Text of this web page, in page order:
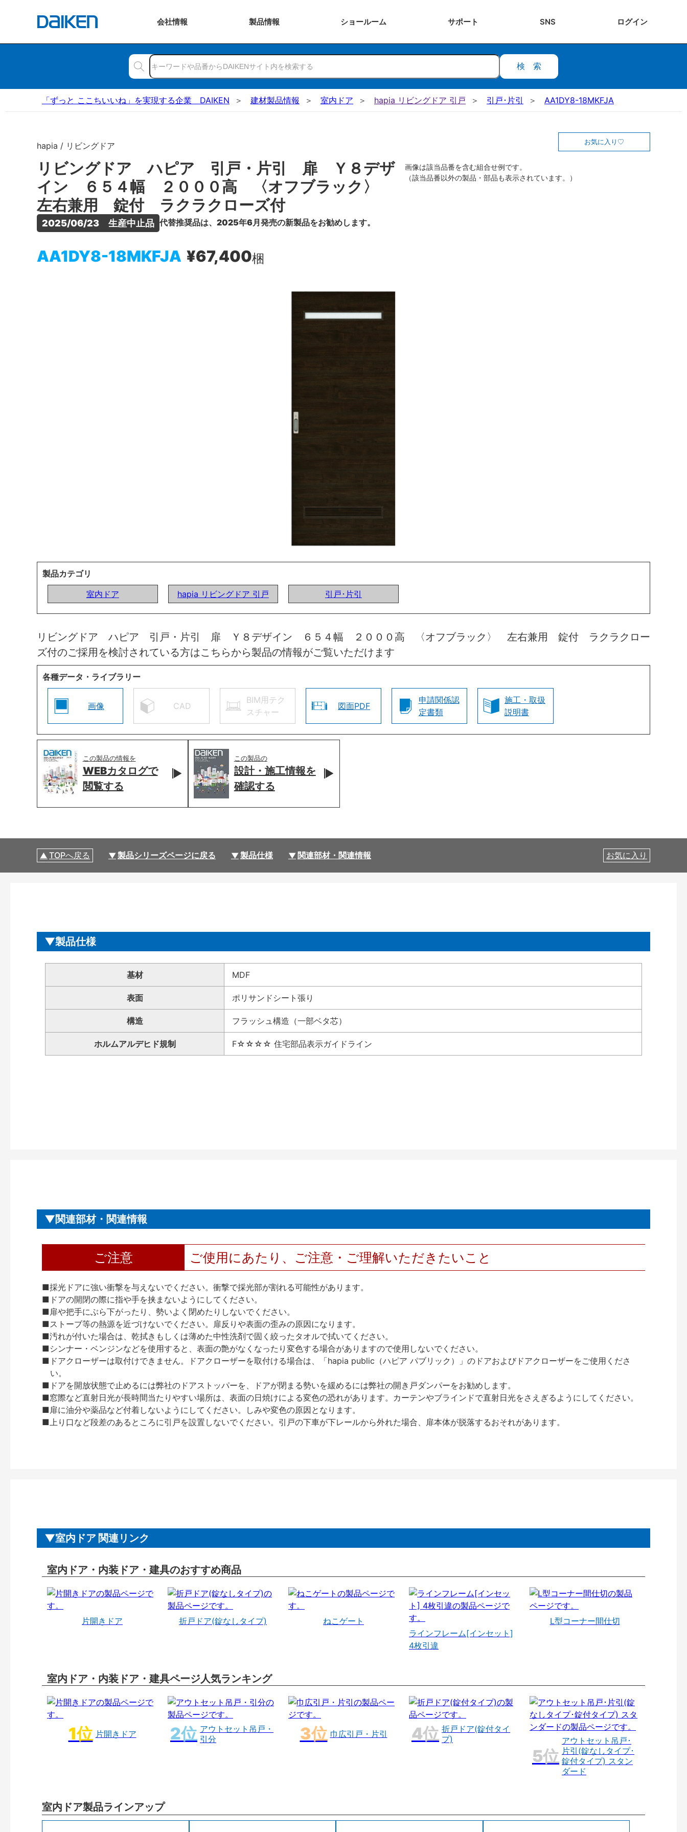
会社情報 製品情報 ショールーム サポート SNS ログイン
検索
「ずっと ここちいいね」を実現する企業 DAIKEN 建材製品情報 室内ドア hapia リビングドア 引戸 引戸･片引 AA1DY8-18MKFJA
hapia / リビングドア
リビングドア ハピア 引戸・片引 扉 Ｙ８デザ
イン ６５４幅 ２０００高 〈オフブラック〉
左右兼用 錠付 ラクラクローズ付
2025/06/23　生産中止品 代替推奨品は、2025年6月発売の新製品をお勧めします。
AA1DY8-18MKFJA ¥67,400梱
お気に入り
画像は該当品番を含む組合せ例です。
（該当品番以外の製品・部品も表示されています。）
製品カテゴリ
室内ドア
hapia リビングドア 引戸 引戸･片引
リビングドア ハピア 引戸・片引 扉 Ｙ８デザイン ６５４幅 ２０００高 〈オフブラック〉 左右兼用 錠付 ラクラクロー
ズ付のご採用を検討されている方はこちらから製品の情報がご覧いただけます
各種データ・ライブラリー
画像 CAD
BIM用テク
スチャー
図面PDF
申請関係認
定書類
施工・取扱
説明書
この製品の情報を
WEBカタログで
閲覧する
この製品の
設計・施工情報を
確認する
TOPへ戻る 製品シリーズページに戻る 製品仕様 関連部材・関連情報 お気に入り
製品仕様
基材 MDF
表面 ポリサンドシート張り
構造 フラッシュ構造（一部ベタ芯）
ホルムアルデヒド規制 F☆☆☆☆ 住宅部品表示ガイドライン
関連部材・関連情報
ご注意 ご使用にあたり、ご注意・ご理解いただきたいこと
■採光ドアに強い衝撃を与えないでください。衝撃で採光部が割れる可能性があります。
■ドアの開閉の際に指や手を挟まないようにしてください。
■扉や把手にぶら下がったり、勢いよく閉めたりしないでください。
■ストーブ等の熱源を近づけないでください。扉反りや表面の歪みの原因になります。
■汚れが付いた場合は、乾拭きもしくは薄めた中性洗剤で固く絞ったタオルで拭いてください。
■シンナー・ベンジンなどを使用すると、表面の艶がなくなったり変色する場合がありますので使用しないでください。
■ドアクローザーは取付けできません。ドアクローザーを取付ける場合は、「hapia public（ハピア パブリック）」のドアおよびドアクローザーをご使用くださ
い。
■ドアを開放状態で止めるには弊社のドアストッパーを、ドアが閉まる勢いを緩めるには弊社の開き戸ダンパーをお勧めします。
■窓際など直射日光が長時間当たりやすい場所は、表面の日焼けによる変色の恐れがあります。カーテンやブラインドで直射日光をさえぎるようにしてください。
■扉に油分や薬品など付着しないようにしてください。しみや変色の原因となります。
■上り口など段差のあるところに引戸を設置しないでください。引戸の下車が下レールから外れた場合、扉本体が脱落するおそれがあります。
室内ドア 関連リンク
室内ドア・内装ドア・建具のおすすめ商品
片開きドア 折戸ドア(錠なしタイプ)
ねこゲート
ラインフレーム[インセット]
4枚引違
L型コーナー間仕切
室内ドア・内装ドア・建具ページ人気ランキング
片開きドア
アウトセット吊戸・
引分
巾広引戸・片引
折戸ドア(錠付タイ
プ)
アウトセット吊戸･
片引(錠なしタイプ･
錠付タイプ) スタン
ダード
室内ドア製品ラインアップ